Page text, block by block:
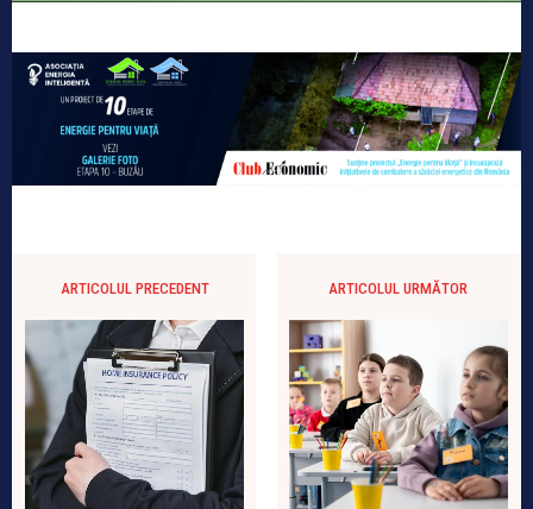
ARTICOLUL PRECEDENT ARTICOLUL URMĂTOR